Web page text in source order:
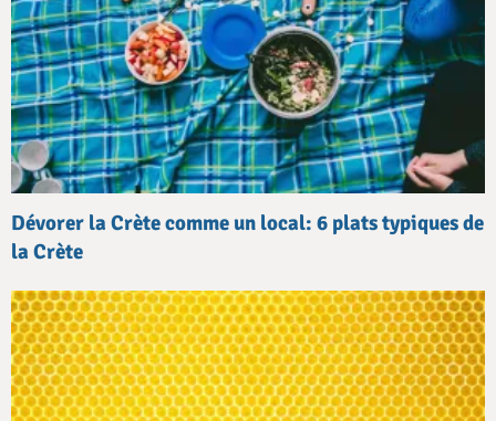
Dévorer la Crète comme un local: 6 plats typiques de
la Crète